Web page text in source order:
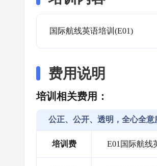
国际航线英语培训(E01)
费用说明
培训相关费用：
公正、公开、透明，全心全意
培训费 E01国际航线